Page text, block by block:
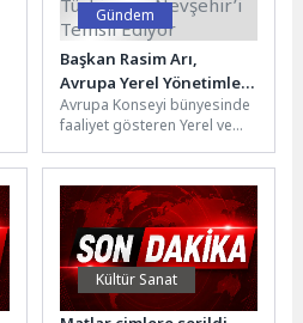
Gündem
Başkan Rasim Arı,
Avrupa Yerel Yönetimler
Zirvesinde Türkiye ve
Nevşehir’i Temsil Ediyor
Avrupa Konseyi bünyesinde
faaliyet gösteren Yerel ve
Kongresi (YBYK) 50. Genel
Kurulu, Fransa’nın...
Kültür Sanat